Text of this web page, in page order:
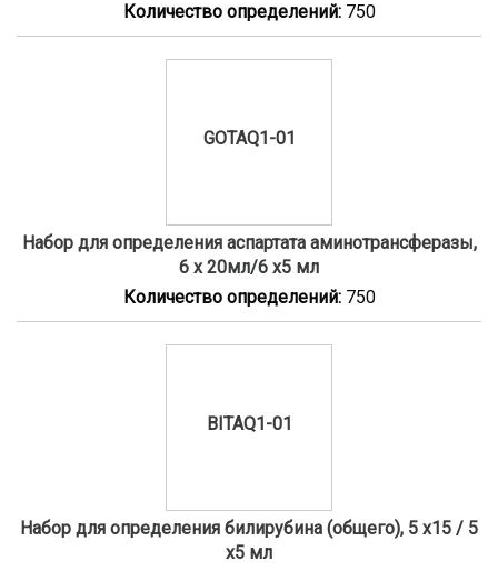
Количество определений: 750
GOTAQ1-01
Набор для определения аспартата аминотрансферазы,
6 x 20мл/6 x5 мл
Количество определений: 750
BITAQ1-01
Набор для определения билирубина (общего), 5 x15 / 5
x5 мл